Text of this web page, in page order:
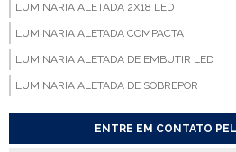
LUMINARIA ALETADA 2X18 LED
LUMINARIA ALETADA COMPACTA
LUMINARIA ALETADA DE EMBUTIR LED
LUMINARIA ALETADA DE SOBREPOR
LUMINARIA ALETADA EMBUTIR
ENTRE EM CONTATO